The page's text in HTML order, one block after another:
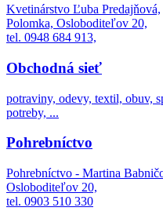
Kvetinárstvo Ľuba Predajňová,
Polomka, Osloboditeľov 20,
tel. 0948 684 913,
Obchodná sieť
potraviny, odevy, textil, obuv,
potreby, ...
Pohrebníctvo
Pohrebníctvo - Martina
Osloboditeľov 20,
tel. 0903 510 330